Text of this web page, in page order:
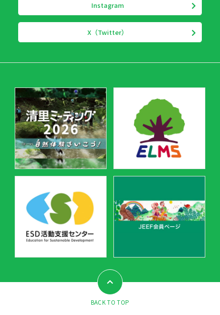
Instagram
X（Twitter）
BACK TO TOP